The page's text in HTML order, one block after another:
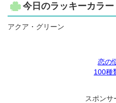
今日のラッキーカラー
アクア・グリーン
恋の
100種
スポンサ